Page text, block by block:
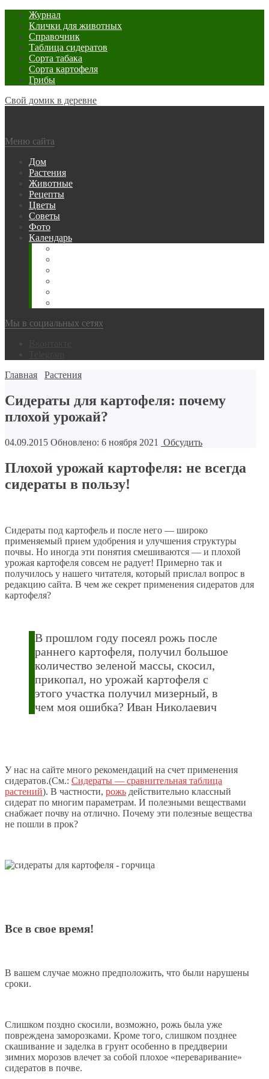
Журнал
Клички для животных
Справочник
Таблица сидератов
Сорта табака
Сорта картофеля
Грибы
Свой домик в деревне
Меню сайта
Дом
Растения
Животные
Рецепты
Цветы
Советы
Фото
Календарь
Мы в социальных сетях
Главная
Растения
Сидераты для картофеля: почему
плохой урожай?
04.09.2015 Обновлено: 6 ноября 2021 Обсудить
Плохой урожай картофеля: не всегда
сидераты в пользу!
Сидераты под картофель и после него — широко
применяемый прием удобрения и улучшения структуры
почвы. Но иногда эти понятия смешиваются — и плохой
урожая картофеля совсем не радует! Примерно так и
получилось у нашего читателя, который прислал вопрос в
редакцию сайта. В чем же секрет применения сидератов для
картофеля?
В прошлом году посеял рожь после
раннего картофеля, получил большое
количество зеленой массы, скосил,
прикопал, но урожай картофеля с
этого участка получил мизерный, в
чем моя ошибка? Иван Николаевич
У нас на сайте много рекомендаций на счет применения
сидератов.(См.: Сидераты — сравнительная таблица
растений). В частности, рожь действительно классный
сидерат по многим параметрам. И полезными веществами
снабжает почву на отлично. Почему эти полезные вещества
не пошли в прок?
Все в свое время!
В вашем случае можно предположить, что были нарушены
сроки.
Слишком поздно скосили, возможно, рожь была уже
повреждена заморозками. Кроме того, слишком позднее
скашивание и заделка в грунт особенно в преддверии
зимних морозов влечет за собой плохое «переваривание»
сидератов в почве.